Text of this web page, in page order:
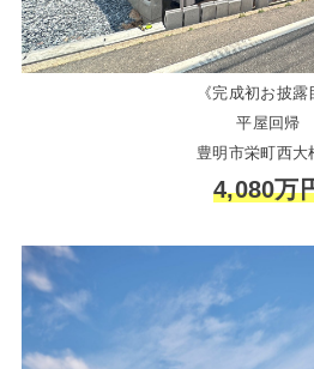
《完成初お披露
平屋回帰
豊明市栄町西大
4,080万